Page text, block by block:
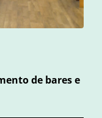
de bares e